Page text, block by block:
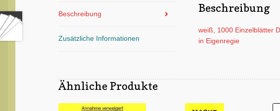
Beschreibung
Zusätzliche Informationen
Beschreibung
weiß, 1000 Einzelblätter
in Eigenregie
Ähnliche Produkte